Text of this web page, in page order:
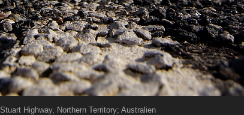
Stuart Highway, Northern Territory; Australien